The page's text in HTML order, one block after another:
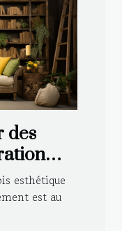
des
esthétique
est au